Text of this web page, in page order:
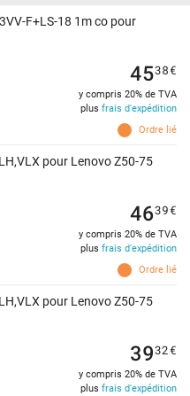
F+LS-18 1m co pour
Ordre lié
4538€
y compris 20% de TVA
plus frais d'expédition
pour Lenovo Z50-75
Ordre lié
4639€
y compris 20% de TVA
plus frais d'expédition
pour Lenovo Z50-75
3932€
y compris 20% de TVA
plus frais d'expédition